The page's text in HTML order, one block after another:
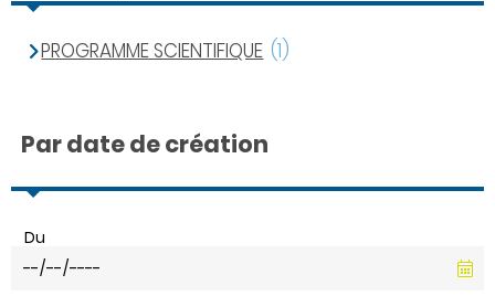
PROGRAMME SCIENTIFIQUE (1)
Par date de création
Du